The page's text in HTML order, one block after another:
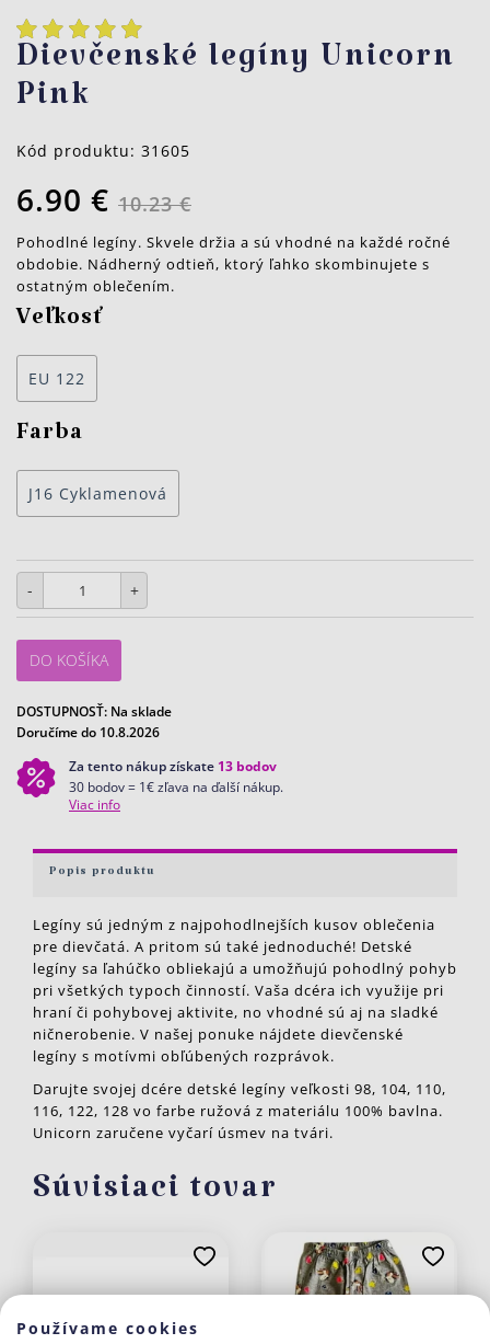
Dievčenské legíny Unicorn
Pink
Kód produktu: 31605
6.90 € 10.23 €
Pohodlné legíny. Skvele držia a sú vhodné na každé ročné
obdobie. Nádherný odtieň, ktorý ľahko skombinujete s
ostatným oblečením.
Veľkosť
EU 122
Farba
J16 Cyklamenová
- +
DO KOŠÍKA
DOSTUPNOSŤ: Na sklade
Doručíme do 10.8.2026
Za tento nákup získate 13 bodov
30 bodov = 1€ zľava na ďalší nákup.
Viac info
Popis produktu
Legíny sú jedným z najpohodlnejších kusov oblečenia
pre dievčatá. A pritom sú také jednoduché! Detské
legíny sa ľahúčko obliekajú a umožňujú pohodlný pohyb
pri všetkých typoch činností. Vaša dcéra ich využije pri
hraní či pohybovej aktivite, no vhodné sú aj na sladké
ničnerobenie. V našej ponuke nájdete dievčenské
legíny s motívmi obľúbených rozprávok.
Darujte svojej dcére detské legíny veľkosti 98, 104, 110,
116, 122, 128 vo farbe ružová z materiálu 100% bavlna.
Unicorn zaručene vyčarí úsmev na tvári.
Súvisiaci tovar
Používame cookies